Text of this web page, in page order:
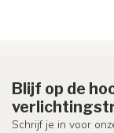
Blijf op de
Schrijf je in voor